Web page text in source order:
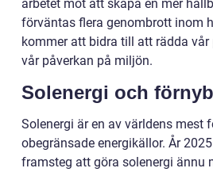
arbetet mot att skapa en mer
förväntas flera genombrott inom
kommer att bidra till att rädda
vår påverkan på miljön.
Solenergi och
Solenergi är en av världens mest
obegränsade energikällor. År
framsteg att göra solenergi ännu